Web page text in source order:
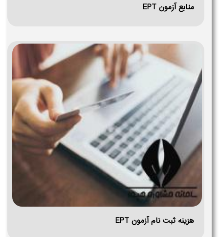
منابع آزمون EPT
هزینه ثبت نام آزمون EPT